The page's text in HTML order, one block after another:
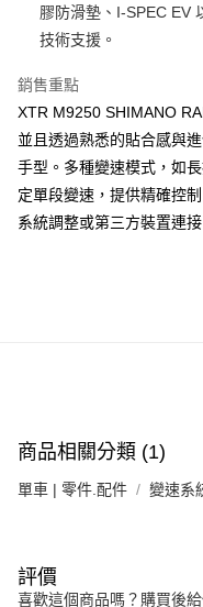
運送方式
7-11取貨(快速到店)
新竹貨運
每筆NT$100，滿
免運費
膠防滑墊、I-SPEC EV
技術支援。
銷售重點
XTR M9250 SHIMANO
並且透過熟悉的貼合感與
手型。多種變速模式，如
定單段變速，提供精確控
系統調整或第三方裝置連接
商品相關分類 (1)
單車 | 零件.配件 變速系
評價
喜歡這個商品嗎？購買後